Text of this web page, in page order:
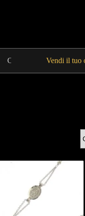
CHANEL Vendi il tuo